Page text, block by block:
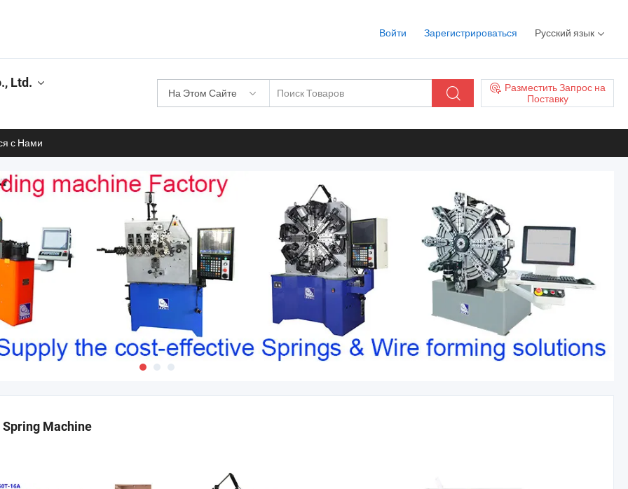
Войти Зарегистрироваться Русский язык
На Этом Сайте
Разместить Запрос на
Поставку
Ltd.
с Нами
Machine